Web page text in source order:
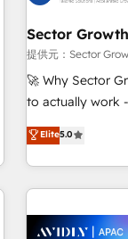
the SME sector
services and wholesaler
HubSpot
That's why we
We’re experts
with each other.
Sector
提供元：Sector
🚀 Why Sector
to actually work - not just
Onboarding,
adoption. ⚡ Highly Technical Execution: ERP, EMR and
Custom
not months. 🤖 AI Consulting & Agents: AI-powered
HubSpot. 🏆 Industry Experience: 🏥 Healthcare: HIPAA
Elite5.0